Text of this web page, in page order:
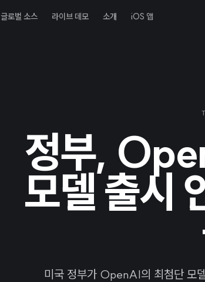
글로벌 소스 라이브 데모 소개 iOS 앱
정부,
모델 출시
미국 정부가 OpenAI의 최첨단 모